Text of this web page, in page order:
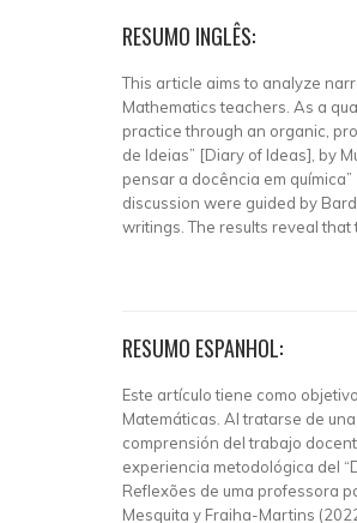
RESUMO INGLÊS:
This article aims to analyze
Mathematics teachers. As a
practice through an organic,
de Ideias” [Diary of Ideas], by
pensar a docência em
discussion were guided by
writings. The results reveal
RESUMO ESPANHOL:
Este artículo tiene como
Matemáticas. Al tratarse de
comprensión del trabajo
experiencia metodológica del
Reflexões de uma professora
Mesquita y Fraiha-Martins